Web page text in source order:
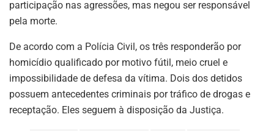
participação nas agressões, mas negou ser responsável
pela morte.
De acordo com a Polícia Civil, os três responderão por
homicídio qualificado por motivo fútil, meio cruel e
impossibilidade de defesa da vítima. Dois dos detidos
possuem antecedentes criminais por tráfico de drogas e
receptação. Eles seguem à disposição da Justiça.